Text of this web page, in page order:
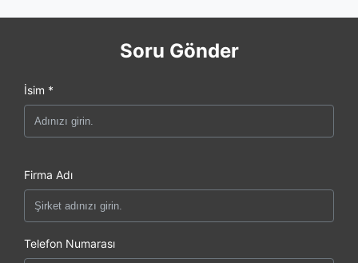
Soru Gönder
İsim *
Firma Adı
Telefon Numarası